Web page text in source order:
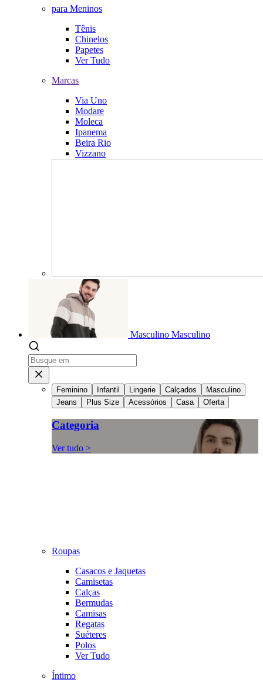
para Meninos
Tênis
Chinelos
Papetes
Ver Tudo
Marcas
Via Uno
Modare
Moleca
Ipanema
Beira Rio
Vizzano
Masculino Masculino
Feminino Infantil Lingerie Calçados
Masculino
Jeans
Plus Size Acessórios Casa Oferta
Categoria
Ver tudo >
Roupas
Casacos e Jaquetas
Camisetas
Calças
Bermudas
Camisas
Regatas
Suéteres
Polos
Ver Tudo
Íntimo